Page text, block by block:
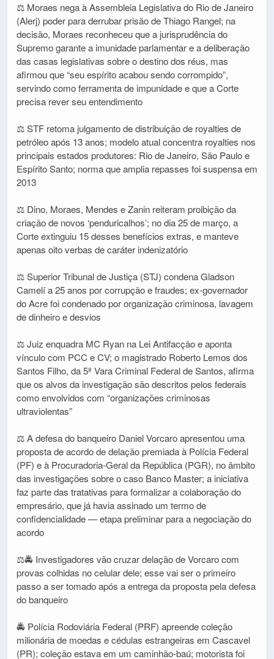
⚖️ Moraes nega à Assembleia Legislativa do Rio de Janeiro
(Alerj) poder para derrubar prisão de Thiago Rangel; na
decisão, Moraes reconheceu que a jurisprudência do
Supremo garante a imunidade parlamentar e a deliberação
das casas legislativas sobre o destino dos réus, mas
afirmou que “seu espírito acabou sendo corrompido”,
servindo como ferramenta de impunidade e que a Corte
precisa rever seu entendimento
⚖️ STF retoma julgamento de distribuição de royalties de
petróleo após 13 anos; modelo atual concentra royalties nos
principais estados produtores: Rio de Janeiro, São Paulo e
Espírito Santo; norma que amplia repasses foi suspensa em
2013
⚖️ Dino, Moraes, Mendes e Zanin reiteram proibição da
criação de novos ‘penduricalhos’; no dia 25 de março, a
Corte extinguiu 15 desses benefícios extras, e manteve
apenas oito verbas de caráter indenizatório
⚖️ Superior Tribunal de Justiça (STJ) condena Gladson
Camelí a 25 anos por corrupção e fraudes; ex-governador
do Acre foi condenado por organização criminosa, lavagem
de dinheiro e desvios
⚖️ Juiz enquadra MC Ryan na Lei Antifacção e aponta
vínculo com PCC e CV; o magistrado Roberto Lemos dos
Santos Filho, da 5ª Vara Criminal Federal de Santos, afirma
que os alvos da investigação são descritos pelos federais
como envolvidos com “organizações criminosas
ultraviolentas”
⚖️ A defesa do banqueiro Daniel Vorcaro apresentou uma
proposta de acordo de delação premiada à Polícia Federal
(PF) e à Procuradoria-Geral da República (PGR), no âmbito
das investigações sobre o caso Banco Master; a iniciativa
faz parte das tratativas para formalizar a colaboração do
empresário, que já havia assinado um termo de
confidencialidade — etapa preliminar para a negociação do
acordo
⚖️🚔 Investigadores vão cruzar delação de Vorcaro com
provas colhidas no celular dele; esse vai ser o primeiro
passo a ser tomado após a entrega da proposta pela defesa
do banqueiro
🚔 Polícia Rodoviária Federal (PRF) apreende coleção
milionária de moedas e cédulas estrangeiras em Cascavel
(PR); coleção estava em um caminhão-baú; motorista foi